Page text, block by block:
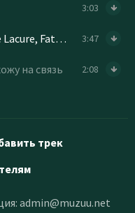
3:03
Ирина Кайратовна, Hiro, De Lacure, Fatbelly -От
3:47
на связь 2:08
трек
admin@muzuu.net